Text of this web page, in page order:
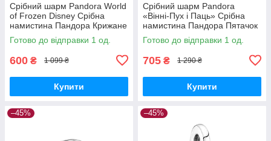
Срібний шарм Pandora World
of Frozen Disney Срібна
намистина Пандора Крижане
серце Дісней
Готово до відправки 1 од.
600 ₴ 1 099 ₴
Купити
Срібний шарм Pandora
«Вінні-Пух і Паць» Срібна
намистина Пандора Пятачок
П'ятачок Вінні Пух Вінніпух
Вініпух 792214C01
Готово до відправки 1 од.
705 ₴ 1 290 ₴
Купити
–45% –45%